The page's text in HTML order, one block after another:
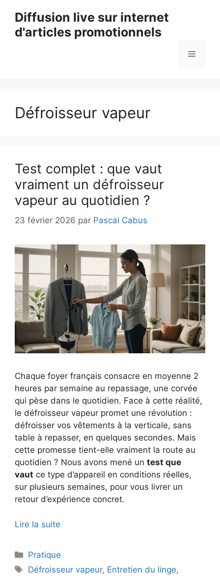
contenu
Diffusion live sur internet
d'articles promotionnels
Menu
Défroisseur vapeur
Test complet : que vaut
vraiment un défroisseur
vapeur au quotidien ?
23 février 2026 par Pascal Cabus
Chaque foyer français consacre en moyenne 2
heures par semaine au repassage, une corvée
qui pèse dans le quotidien. Face à cette réalité,
le défroisseur vapeur promet une révolution :
défroisser vos vêtements à la verticale, sans
table à repasser, en quelques secondes. Mais
cette promesse tient-elle vraiment la route au
quotidien ? Nous avons mené un test que
vaut ce type d’appareil en conditions réelles,
sur plusieurs semaines, pour vous livrer un
retour d’expérience concret.
Lire la suite
Catégories
Pratique
Étiquettes
Défroisseur vapeur, Entretien du linge,